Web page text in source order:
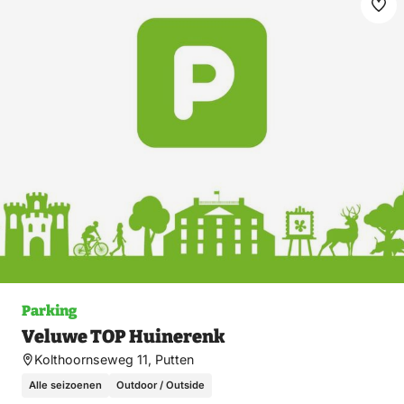
Parking
Veluwe TOP Huinerenk
Kolthoornseweg 11, Putten
Alle seizoenen Outdoor / Outside